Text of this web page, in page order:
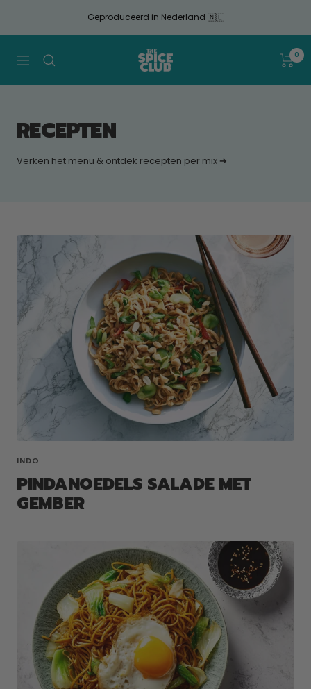
artikel
Geproduceerd in Nederland 🇳🇱
Navigatie
The
Spice
Club
0
RECEPTEN
Verken het menu & ontdek recepten per mix ➔
INDO
PINDANOEDELS SALADE MET
GEMBER